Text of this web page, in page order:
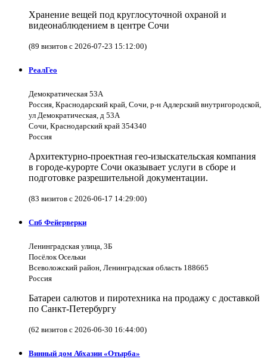
Хранение вещей под круглосуточной охраной и
видеонаблюдением в центре Сочи
(89 визитов с 2026-07-23 15:12:00)
РеалГео
Демократическая 53А
Россия, Краснодарский край, Сочи, р-н Адлерский внутригородской,
ул Демократическая, д 53А
Сочи, Краснодарский край 354340
Россия
Архитектурно-проектная гео-изыскательская компания
в городе-курорте Сочи оказывает услуги в сборе и
подготовке разрешительной документации.
(83 визитов с 2026-06-17 14:29:00)
Спб Фейерверки
Ленинградская улица, 3Б
Посёлок Осельки
Всеволожский район, Ленинградская область 188665
Россия
Батареи салютов и пиротехника на продажу с доставкой
по Санкт-Петербургу
(62 визитов с 2026-06-30 16:44:00)
Винный дом Абхазии «Отырба»